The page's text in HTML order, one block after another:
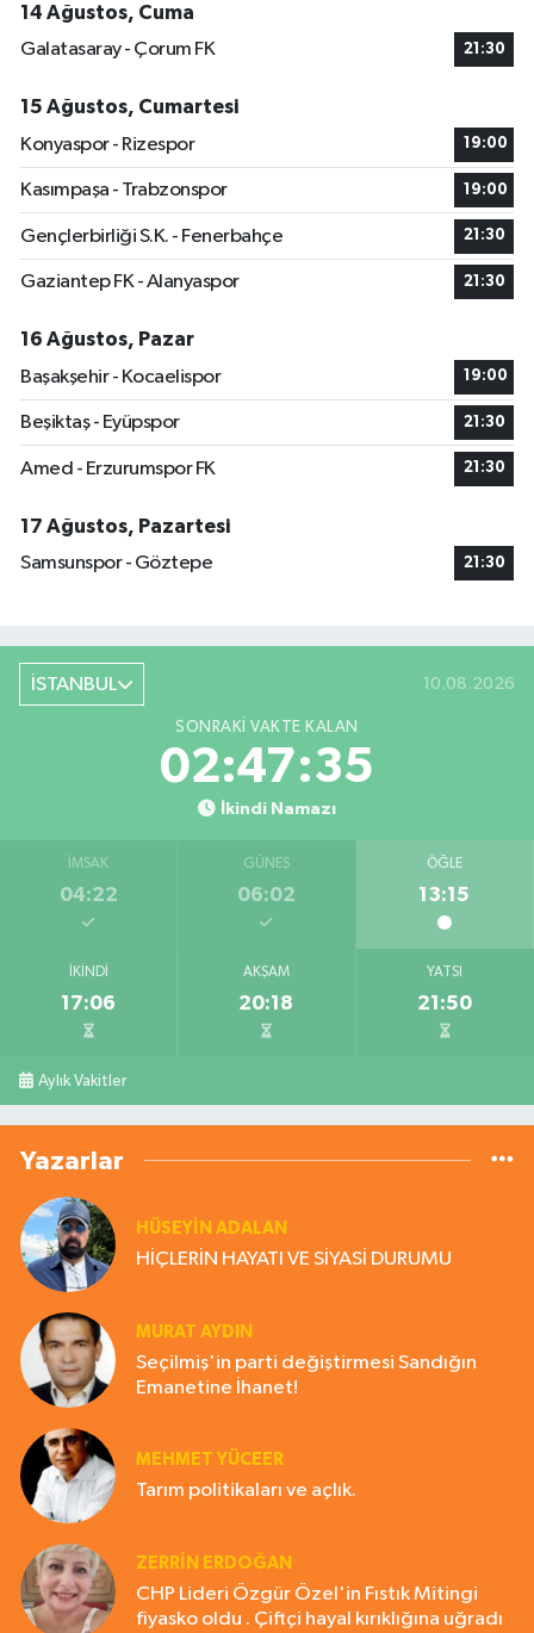
14 Ağustos, Cuma
Galatasaray - Çorum FK
21:30
15 Ağustos, Cumartesi
Konyaspor - Rizespor
19:00
Kasımpaşa - Trabzonspor 19:00
Gençlerbirliği S.K. - Fenerbahçe 21:30
Gaziantep FK - Alanyaspor 21:30
16 Ağustos, Pazar
Başakşehir - Kocaelispor
19:00
Beşiktaş - Eyüpspor 21:30
Amed - Erzurumspor FK 21:30
17 Ağustos, Pazartesi
Samsunspor - Göztepe
21:30
İSTANBUL 10.08.2026
SONRAKI VAKTE KALAN
02:47:35
İkindi Namazı
İMSAK
04:22
GÜNEŞ
06:02
ÖĞLE
13:15
İKINDI
17:06
AKŞAM
20:18
YATSI
21:50
Aylık Vakitler
Yazarlar
HÜSEYIN ADALAN
HİÇLERİN HAYATI VE SİYASİ DURUMU
MURAT AYDIN
Seçilmiş'in parti değiştirmesi Sandığın
Emanetine İhanet!
MEHMET YÜCEER
Tarım politikaları ve açlık.
ZERRIN ERDOĞAN
CHP Lideri Özgür Özel'in Fıstık Mitingi
fiyasko oldu . Çiftçi hayal kırıklığına uğradı